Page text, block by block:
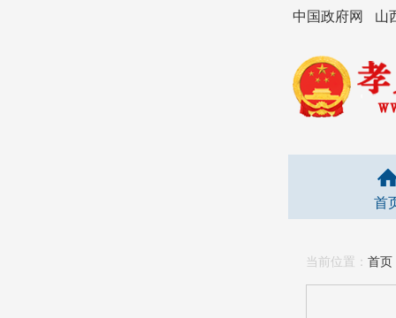
中国政府网 山
首
当前位置： 首页